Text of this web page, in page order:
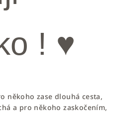
! ♥
někoho zase dlouhá cesta,
a pro někoho zaskočením,